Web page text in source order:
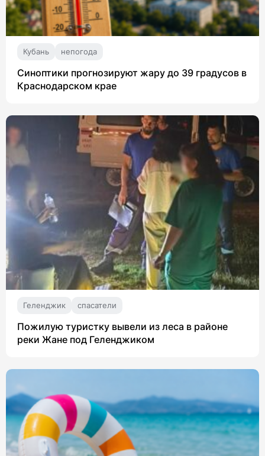
Кубань непогода
Синоптики прогнозируют жару до 39 градусов в
Краснодарском крае
Геленджик спасатели
Пожилую туристку вывели из леса в районе
реки Жане под Геленджиком